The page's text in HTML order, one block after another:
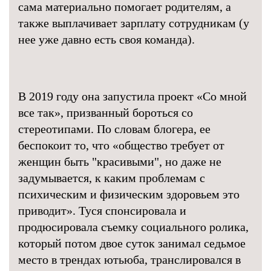
сама материально помогает родителям, а
также выплачивает зарплату сотрудникам (у
нее уже давно есть своя команда).
В 2019 году она запустила проект «Со мной
все так», призванный бороться со
стереотипами. По словам блогера, ее
беспокоит то, что «общество требует от
женщин быть "красивыми", но даже не
задумывается, к каким проблемам с
психическим и физическим здоровьем это
приводит». Туся спонсировала и
продюсировала съемку социального ролика,
который потом двое суток занимал седьмое
место в трендах ютьюба, транслировался в